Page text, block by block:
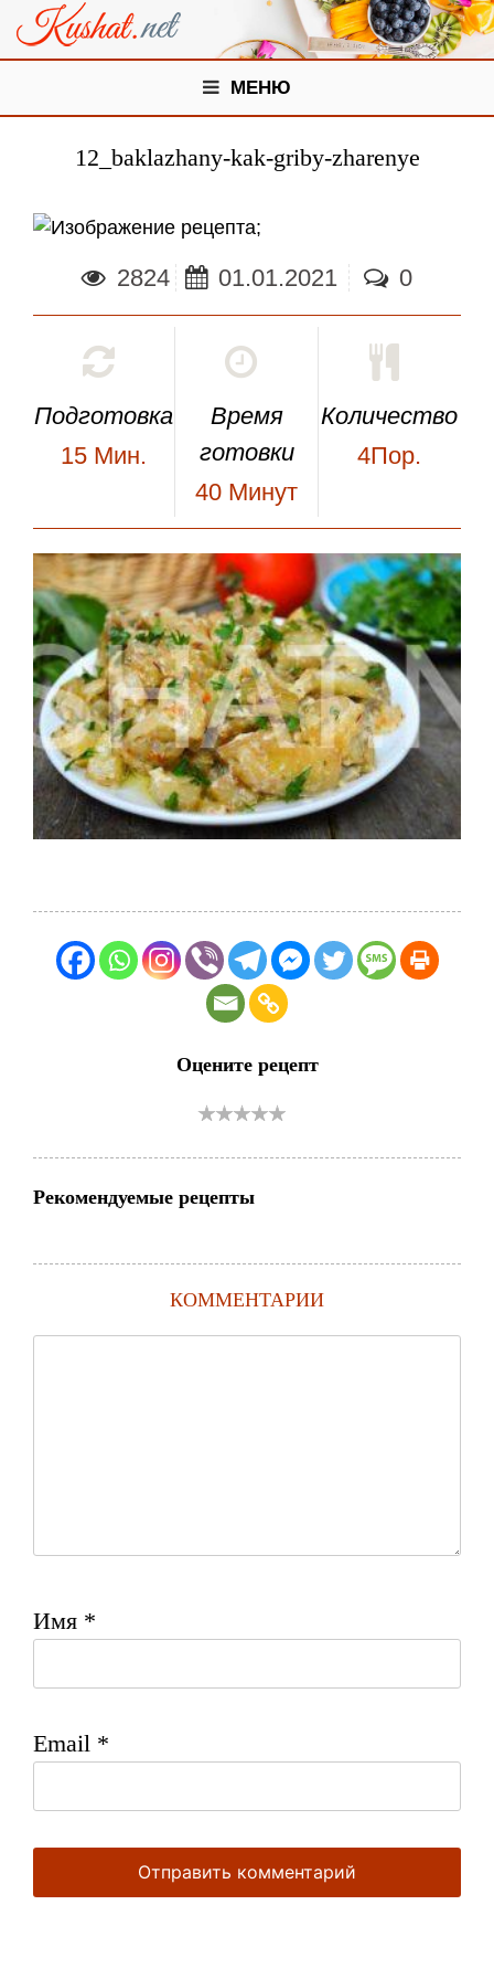
МЕНЮ
12_baklazhany-kak-griby-zharenye
;
2824 01.01.2021 0
Подготовка
15 Мин.
Время
готовки
40 Минут
Количество
4Пор.
Оцените рецепт
Рекомендуемые рецепты
КОММЕНТАРИИ
Имя *
Email *